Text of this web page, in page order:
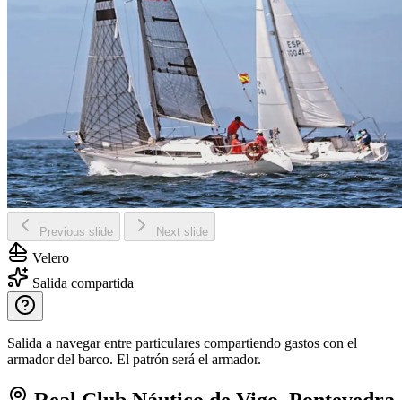
Previous slide Next slide
Velero
Salida compartida
Salida a navegar entre particulares compartiendo gastos con el
armador del barco. El patrón será el armador.